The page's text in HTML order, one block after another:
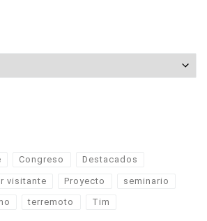
Congreso Destacados
visitante Proyecto seminario
terremoto Tim